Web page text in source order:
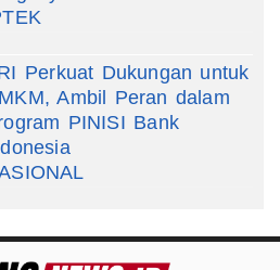
Perkuat Dukungan untuk
Ambil Peran dalam
PINISI Bank